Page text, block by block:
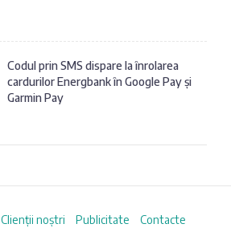
Codul prin SMS dispare la înrolarea
cardurilor Energbank în Google Pay și
Garmin Pay
Clienții noștri Publicitate Contacte